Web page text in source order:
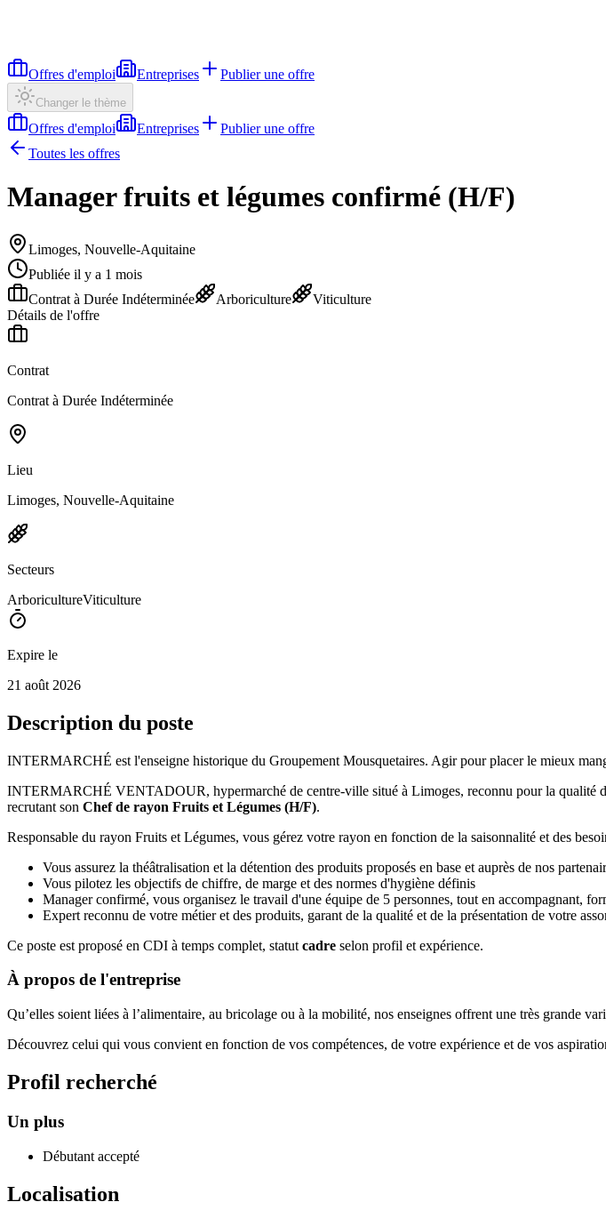
Offres d'emploi Entreprises Publier une offre
Changer le thème
Offres d'emploi Entreprises
Publier une offre
Toutes les offres
Manager fruits et légumes confirmé (H/F)
Limoges, Nouvelle-Aquitaine
Publiée il y a 1 mois
Contrat à Durée Indéterminée
Arboriculture
Viticulture
Détails de l'offre
Contrat
Contrat à Durée Indéterminée
Lieu
Limoges, Nouvelle-Aquitaine
Secteurs
ArboricultureViticulture
Expire le
21 août 2026
Description du poste
INTERMARCHÉ est l'enseigne historique du Groupement Mousquetaires. Agir pour placer le mieux
INTERMARCHÉ VENTADOUR, hypermarché de centre-ville situé à Limoges, reconnu pour la qualité
recrutant son Chef de rayon Fruits et Légumes (H/F).
Responsable du rayon Fruits et Légumes, vous gérez votre rayon en fonction de la saisonnalité et des
Vous assurez la théâtralisation et la détention des produits proposés en base et auprès de nos
Vous pilotez les objectifs de chiffre, de marge et des normes d'hygiène définis
Manager confirmé, vous organisez le travail d'une équipe de 5 personnes, tout en accompagnant,
Expert reconnu de votre métier et des produits, garant de la qualité et de la présentation de votre
Ce poste est proposé en CDI à temps complet, statut cadre selon profil et expérience.
À propos de l'entreprise
Qu’elles soient liées à l’alimentaire, au bricolage ou à la mobilité, nos enseignes offrent une très grande
Découvrez celui qui vous convient en fonction de vos compétences, de votre expérience et de vos
Profil recherché
Un plus
Débutant accepté
Localisation